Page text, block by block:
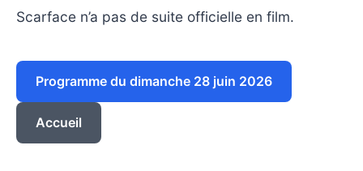
Scarface n’a pas de suite officielle en film.
Programme du dimanche 28 juin 2026
Accueil